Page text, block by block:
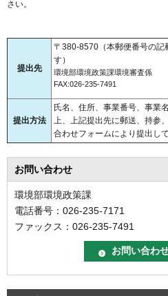
さい。
提出先
〒380-8570（本郵便番号の記
す）
環境部環境政策課環境審査係
FAX:026-235-7491
提出方法
氏名、住所、事業番号、事業
上、上記提出先に郵送、持参
合わせフォームにより提出し
お問い合わせ
環境部環境政策課
電話番号：026-235-7171
ファックス：026-235-7491